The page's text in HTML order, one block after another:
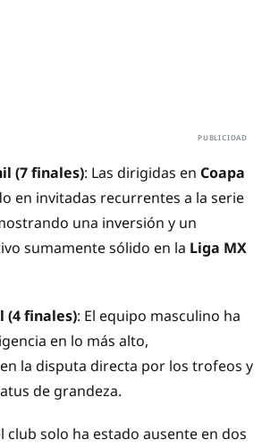
(7 finales): Las dirigidas en Coapa
en invitadas recurrentes a la serie
una inversión y un
sumamente sólido en la Liga MX
(4 finales): El equipo masculino ha
en lo más alto,
la disputa directa por los trofeos y
de grandeza.
club solo ha estado ausente en dos